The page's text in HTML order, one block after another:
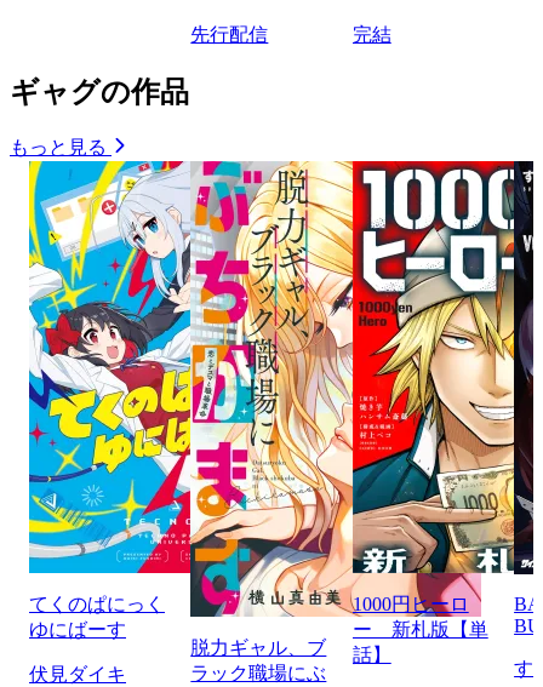
先行配信 完結
ギャグの作品
もっと見る
てくのぱにっく
ゆにばーす
伏見ダイキ
脱力ギャル、ブ
ラック職場にぶ
1000円ヒーロ
ー 新札版【単
話】
す